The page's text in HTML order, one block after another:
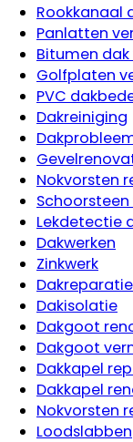
Rookkanaal
Panlatten
Bitumen
Golfplaten
PVC
Dakreiniging
Nokvorsten
Lekdetectie
Dakwerken
Zinkwerk
Dakreparatie
Dakisolatie
Dakgoot
Dakgoot
Dakkapel
Dakkapel
Nokvorsten
Loodslabben